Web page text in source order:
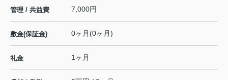
管理 / 共益費 7,000円
敷金(保証金) 0ヶ月(0ヶ月)
礼金 1ヶ月